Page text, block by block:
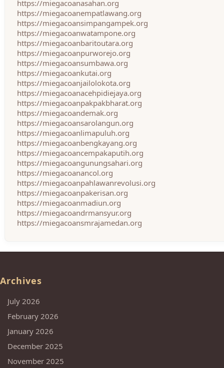
https://miegacoanasahan.org
https://miegacoanempatlawang.org
https://miegacoansimpangampek.org
https://miegacoanwatampone.org
https://miegacoanbaritoutara.org
https://miegacoanpurworejo.org
https://miegacoansumbawa.org
https://miegacoankutai.org
https://miegacoanjailolokota.org
https://miegacoanacehpidiejaya.org
https://miegacoanpakpakbharat.org
https://miegacoandemak.org
https://miegacoansarolangun.org
https://miegacoanlimapuluh.org
https://miegacoanbengkayang.org
https://miegacoancempakaputih.org
https://miegacoangunungsahari.org
https://miegacoanancol.org
https://miegacoanpahlawanrevolusi.org
https://miegacoanpakerisan.org
https://miegacoanmadiun.org
https://miegacoandrmansyur.org
https://miegacoansmrajamedan.org
Archives
July 2026
February 2026
January 2026
December 2025
November 2025